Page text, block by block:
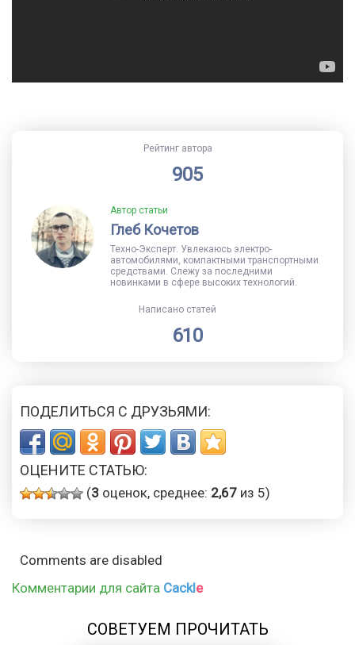
Рейтинг автора
905
Автор статьи
Глеб Кочетов
Техно-Эксперт. Увлекаюсь электро-
автомобилями, компактными транспортными
средствами. Слежу за последними
новинками в сфере высоких технологий.
Написано статей
610
ПОДЕЛИТЬСЯ С ДРУЗЬЯМИ:
ОЦЕНИТЕ СТАТЬЮ:
(3 оценок, среднее: 2,67 из 5)
Comments are disabled
Комментарии для сайта Cackle
СОВЕТУЕМ ПРОЧИТАТЬ